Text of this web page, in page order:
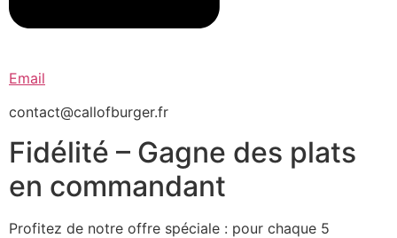
Email
contact@callofburger.fr
Fidélité – Gagne des plats
en commandant
Profitez de notre offre spéciale : pour chaque 5